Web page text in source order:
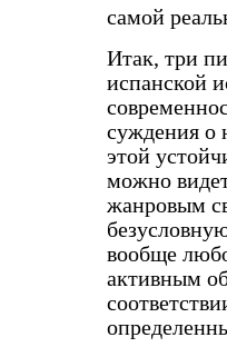
самой
Итак, три
испанской
суждения о
этой
можно
жанровым
вообще
активным